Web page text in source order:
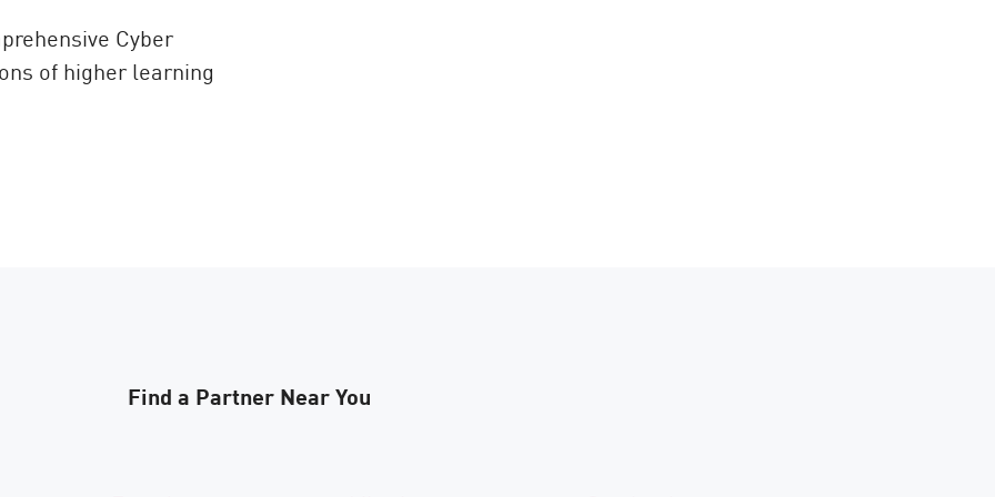
Cyber
of higher learning
Find a Partner Near You